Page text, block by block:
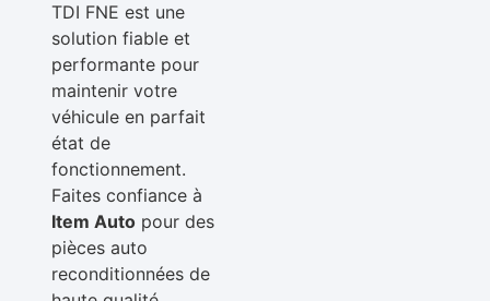
TDI FNE est une
solution fiable et
performante pour
maintenir votre
véhicule en parfait
état de
fonctionnement.
Faites confiance à
Item Autopour des
pièces auto
reconditionnées de